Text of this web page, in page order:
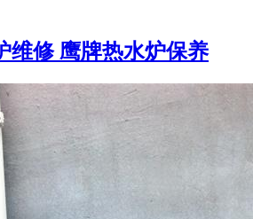
维修 鹰牌热水炉保养